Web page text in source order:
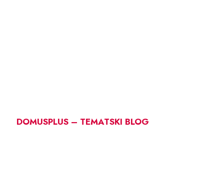
DOMUSPLUS – TEMATSKI BLOG